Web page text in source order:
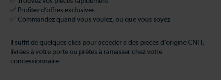
✅ Profitez d’offres exclusives
✅ Commandez quand vous voulez, où que vous soyez
Il suffit de quelques clics pour accéder à des pièces d’origine CNH,
livrées à votre porte ou prêtes à ramasser chez votre
concessionnaire.